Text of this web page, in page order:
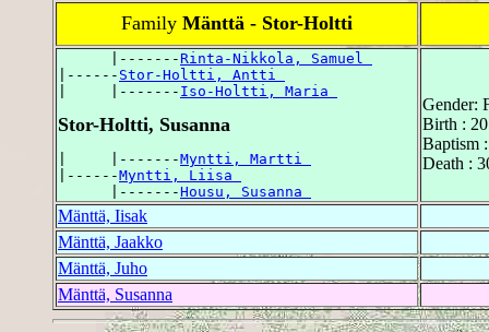
Family Mänttä - Stor-Holtti
      |-------
Rinta-Nikkola, Samuel
|------ Stor-Holtti, Antti
|     |------- Iso-Holtti, Maria
Stor-Holtti, Susanna
|     |-------Myntti, Martti
|------Myntti, Liisa
      |-------
Housu, Susanna
Gender:
Birth :
Baptism
Death :
Mänttä, Iisak
Mänttä, Jaakko
Mänttä, Juho
Mänttä, Susanna